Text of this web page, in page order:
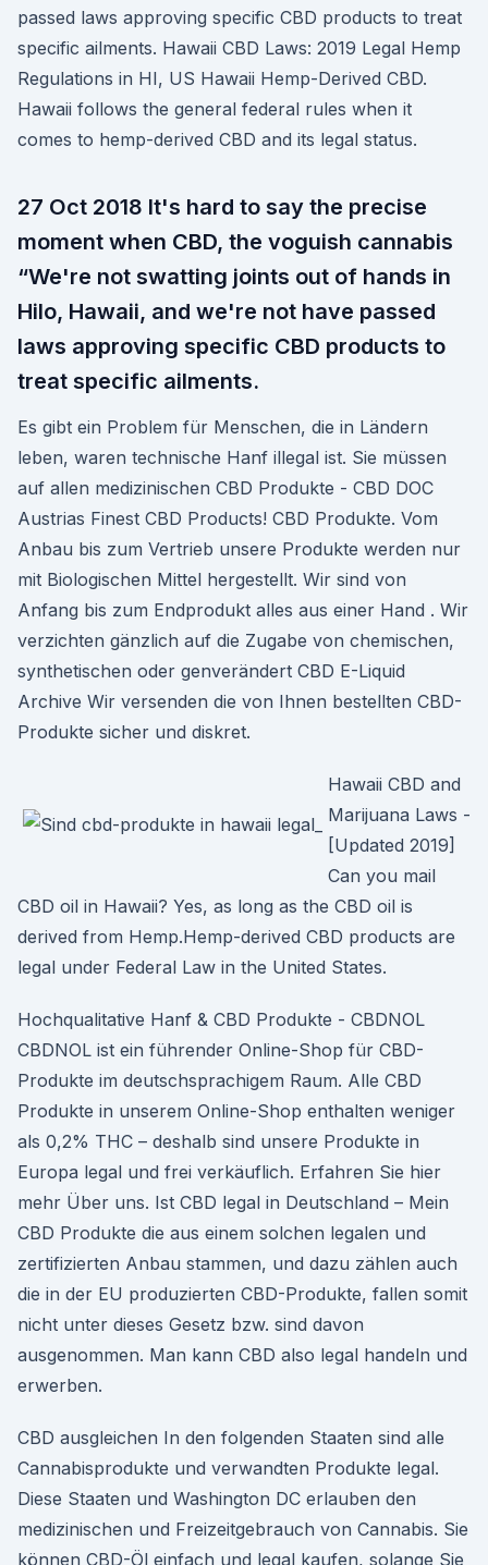
passed laws approving specific CBD products to treat
specific ailments. Hawaii CBD Laws: 2019 Legal Hemp
Regulations in HI, US Hawaii Hemp-Derived CBD.
Hawaii follows the general federal rules when it
comes to hemp-derived CBD and its legal status.
27 Oct 2018 It's hard to say the precise
moment when CBD, the voguish cannabis
“We're not swatting joints out of hands in
Hilo, Hawaii, and we're not have passed
laws approving specific CBD products to
treat specific ailments.
Es gibt ein Problem für Menschen, die in Ländern
leben, waren technische Hanf illegal ist. Sie müssen
auf allen medizinischen CBD Produkte - CBD DOC
Austrias Finest CBD Products! CBD Produkte. Vom
Anbau bis zum Vertrieb unsere Produkte werden nur
mit Biologischen Mittel hergestellt. Wir sind von
Anfang bis zum Endprodukt alles aus einer Hand . Wir
verzichten gänzlich auf die Zugabe von chemischen,
synthetischen oder genverändert CBD E-Liquid
Archive Wir versenden die von Ihnen bestellten CBD-
Produkte sicher und diskret.
Hawaii CBD and
Marijuana Laws -
[Updated 2019]
Can you mail
CBD oil in Hawaii? Yes, as long as the CBD oil is
derived from Hemp.Hemp-derived CBD products are
legal under Federal Law in the United States.
Hochqualitative Hanf & CBD Produkte - CBDNOL
CBDNOL ist ein führender Online-Shop für CBD-
Produkte im deutschsprachigem Raum. Alle CBD
Produkte in unserem Online-Shop enthalten weniger
als 0,2% THC – deshalb sind unsere Produkte in
Europa legal und frei verkäuflich. Erfahren Sie hier
mehr Über uns. Ist CBD legal in Deutschland – Mein
CBD Produkte die aus einem solchen legalen und
zertifizierten Anbau stammen, und dazu zählen auch
die in der EU produzierten CBD-Produkte, fallen somit
nicht unter dieses Gesetz bzw. sind davon
ausgenommen. Man kann CBD also legal handeln und
erwerben.
CBD ausgleichen In den folgenden Staaten sind alle
Cannabisprodukte und verwandten Produkte legal.
Diese Staaten und Washington DC erlauben den
medizinischen und Freizeitgebrauch von Cannabis. Sie
können CBD-Öl einfach und legal kaufen, solange Sie